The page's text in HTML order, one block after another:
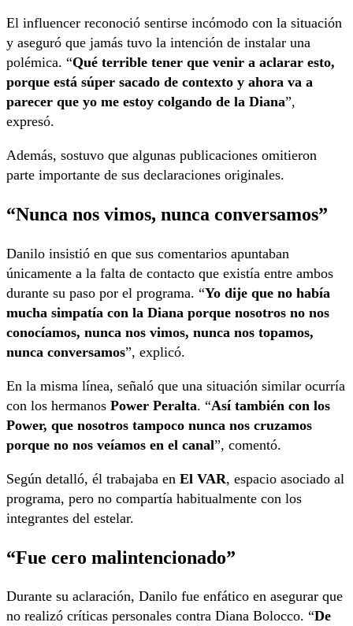
El influencer reconoció sentirse incómodo con la situación
y aseguró que jamás tuvo la intención de instalar una
polémica. “Qué terrible tener que venir a aclarar esto,
porque está súper sacado de contexto y ahora va a
parecer que yo me estoy colgando de la Diana”,
expresó.
Además, sostuvo que algunas publicaciones omitieron
parte importante de sus declaraciones originales.
“Nunca nos vimos, nunca conversamos”
Danilo insistió en que sus comentarios apuntaban
únicamente a la falta de contacto que existía entre ambos
durante su paso por el programa. “Yo dije que no había
mucha simpatía con la Diana porque nosotros no nos
conocíamos, nunca nos vimos, nunca nos topamos,
nunca conversamos”, explicó.
En la misma línea, señaló que una situación similar ocurría
con los hermanos Power Peralta. “Así también con los
Power, que nosotros tampoco nunca nos cruzamos
porque no nos veíamos en el canal”, comentó.
Según detalló, él trabajaba en El VAR, espacio asociado al
programa, pero no compartía habitualmente con los
integrantes del estelar.
“Fue cero malintencionado”
Durante su aclaración, Danilo fue enfático en asegurar que
no realizó críticas personales contra Diana Bolocco. “De